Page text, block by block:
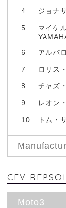
4 ジョナ
5
マイケ
6 アルバ
7 ロリス
8 チャズ
9 レオン
10 トム・
CEV
Moto3